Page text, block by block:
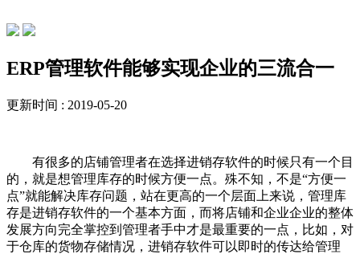
ERP管理软件能够实现企业的三流合一
更新时间 : 2019-05-20
有很多的店铺管理者在选择进销存软件的时候只有一个目
的，就是想管理库存的时候方便一点。殊不知，不是“方便一
点”就能解决库存问题，站在更高的一个层面上来说，管理库
存是进销存软件的一个基本方面，而将店铺和企业企业的整体
发展方向完全掌控到管理者手中才是最重要的一点，比如，对
于仓库的货物存储情况，进销存软件可以即时的传达给管理